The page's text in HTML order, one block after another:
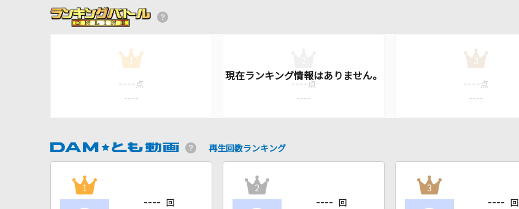
1
---- 点
----
---- 点
----
3
---- 点
----
再生回数ランキング
1
---- 回
2
---- 回
3
---- 回